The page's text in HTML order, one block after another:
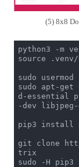
(5) 8x8
python3 -m
source .venv/
sudo
sudo apt-get
d-essential
-dev libjpeg-
pip3 install
git clone
trix
sudo -H